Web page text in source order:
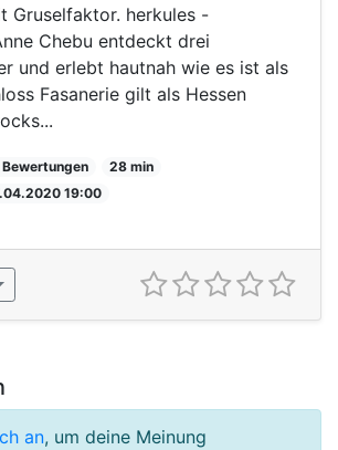
Gruselfaktor. herkules -
Chebu entdeckt drei
und erlebt hautnah wie es ist als
Fasanerie gilt als Hessen
28 min
19:00
an, um deine Meinung